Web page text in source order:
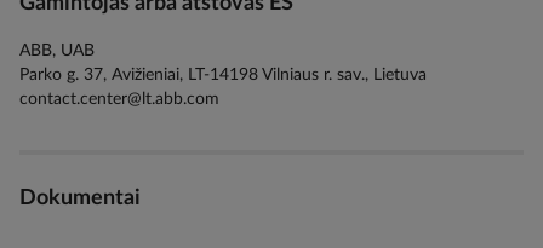
ABB, UAB
Parko g. 37, Avižieniai, LT-14198 Vilniaus r. sav., Lietuva
contact.center@lt.abb.com
Dokumentai